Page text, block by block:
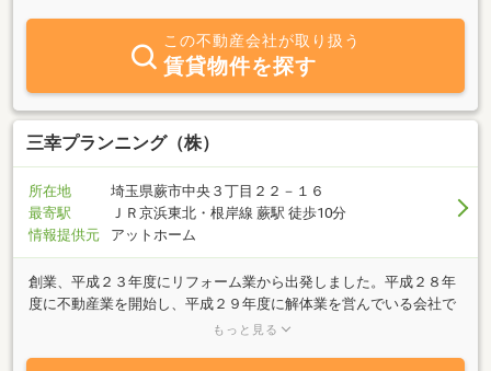
いつもお渡しできるように日々努力をしておりますのでよろしくお
願いいたします。
この不動産会社が取り扱う
賃貸物件を探す
三幸プランニング（株）
所在地
埼玉県蕨市中央３丁目２２－１６
最寄駅
ＪＲ京浜東北・根岸線 蕨駅 徒歩10分
情報提供元
アットホーム
創業、平成２３年度にリフォーム業から出発しました。平成２８年
度に不動産業を開始し、平成２９年度に解体業を営んでいる会社で
ございます。現在、多岐多様にお客様および業者様に信頼され、現
もっと見る